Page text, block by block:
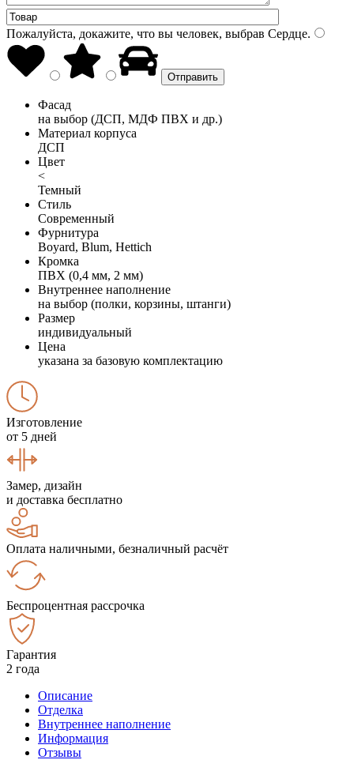
Пожалуйста, докажите, что вы человек, выбрав Сердце.
Фасад
на выбор (ДСП, МДФ ПВХ и др.)
Материал корпуса
ДСП
Цвет
<
Темный
Стиль
Современный
Фурнитура
Boyard, Blum, Hettich
Кромка
ПВХ (0,4 мм, 2 мм)
Внутреннее наполнение
на выбор (полки, корзины, штанги)
Размер
индивидуальный
Цена
указана за базовую комплектацию
Изготовление
от 5 дней
Замер, дизайн
и доставка бесплатно
Оплата наличными, безналичный расчёт
Беспроцентная рассрочка
Гарантия
2 года
Описание
Отделка
Внутреннее наполнение
Информация
Отзывы